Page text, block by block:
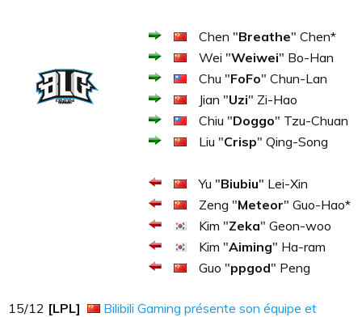
Chen "Breathe" Chen*
Wei "Weiwei" Bo-Han
Chu "FoFo" Chun-Lan
Jian "Uzi" Zi-Hao
Chiu "Doggo" Tzu-Chuan
Liu "Crisp" Qing-Song
Yu "Biubiu" Lei-Xin
Zeng "Meteor" Guo-Hao*
Kim "Zeka" Geon-woo
Kim "Aiming" Ha-ram
Guo "ppgod" Peng
15​​​/12 [LPL]
Bilibili Gaming présente son équipe et